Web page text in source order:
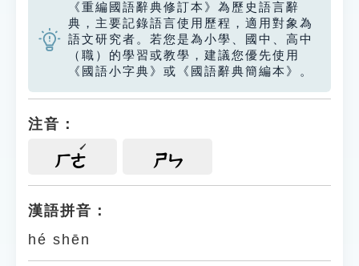
《重編國語辭典修訂本》為歷史語言辭
典，主要記錄語言使用歷程，適用對象為
語文研究者。若您是為小學、國中、高中
（職）的學習或教學，建議您優先使用
《國語小字典》或《國語辭典簡編本》。
注音：
ㄏㄜ ㄕㄣ
漢語拼音：
hé shēn